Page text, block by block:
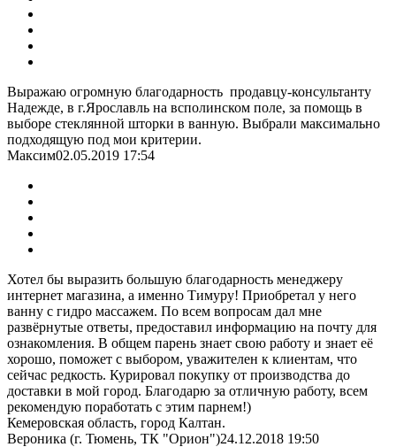
Выражаю огромную благодарность продавцу-консультанту
Надежде, в г.Ярославль на всполинском поле, за помощь в
выборе стеклянной шторки в ванную. Выбрали максимально
подходящую под мои критерии.
Максим02.05.2019 17:54
Хотел бы выразить большую благодарность менеджеру
интернет магазина, а именно Тимуру! Приобретал у него
ванну с гидро массажем. По всем вопросам дал мне
развёрнутые ответы, предоставил информацию на почту для
ознакомления. В общем парень знает свою работу и знает её
хорошо, поможет с выбором, уважителен к клиентам, что
сейчас редкость. Курировал покупку от производства до
доставки в мой город. Благодарю за отличную работу, всем
рекомендую поработать с этим парнем!)
Кемеровская область, город Калтан.
Вероника (г. Тюмень, ТК "Орион")24.12.2018 19:50